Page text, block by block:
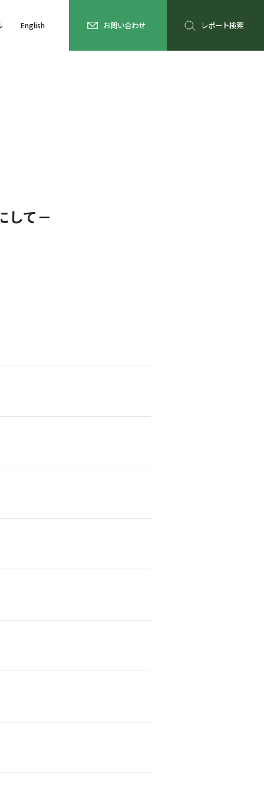
English お問い合わせ レポート検索
して－